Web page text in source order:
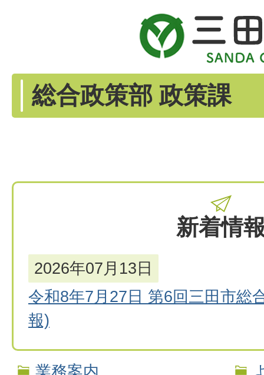
総合政策部 政策課
新着情
2026年07月13日
令和8年7月27日 第6回三田市総
報)
業務案内